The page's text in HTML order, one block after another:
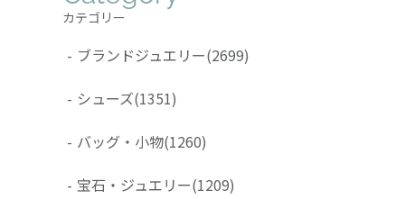
カテゴリー
- ブランドジュエリー(2699)
- シューズ(1351)
- バッグ・小物(1260)
- 宝石・ジュエリー(1209)